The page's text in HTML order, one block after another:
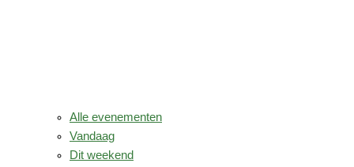
Alle evenementen
Vandaag
Dit weekend